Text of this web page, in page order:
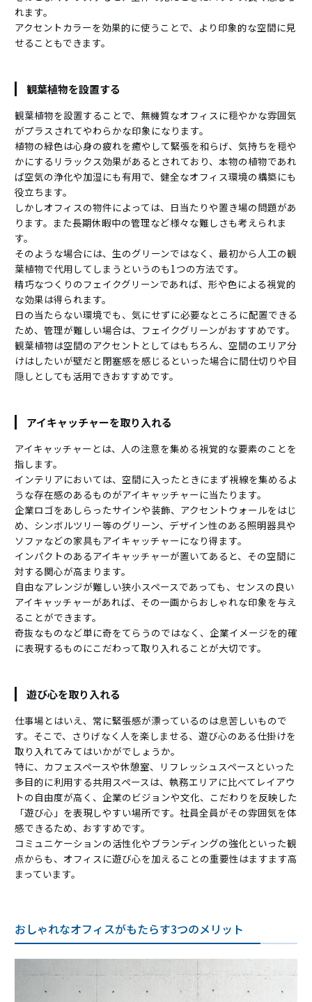
れます。
アクセントカラーを効果的に使うことで、より印象的な空間に見
せることもできます。
観葉植物を設置する
観葉植物を設置することで、無機質なオフィスに穏やかな雰囲気
がプラスされてやわらかな印象になります。
植物の緑色は心身の疲れを癒やして緊張を和らげ、気持ちを穏や
かにするリラックス効果があるとされており、本物の植物であれ
ば空気の浄化や加湿にも有用で、健全なオフィス環境の構築にも
役立ちます。
しかしオフィスの物件によっては、日当たりや置き場の問題があ
ります。また長期休暇中の管理など様々な難しさも考えられま
す。
そのような場合には、生のグリーンではなく、最初から人工の観
葉植物で代用してしまうというのも1つの方法です。
精巧なつくりのフェイクグリーンであれば、形や色による視覚的
な効果は得られます。
日の当たらない環境でも、気にせずに必要なところに配置できる
ため、管理が難しい場合は、フェイクグリーンがおすすめです。
観葉植物は空間のアクセントとしてはもちろん、空間のエリア分
けはしたいが壁だと閉塞感を感じるといった場合に間仕切りや目
隠しとしても活用できおすすめです。
アイキャッチャーを取り入れる
アイキャッチャーとは、人の注意を集める視覚的な要素のことを
指します。
インテリアにおいては、空間に入ったときにまず視線を集めるよ
うな存在感のあるものがアイキャッチャーに当たります。
企業ロゴをあしらったサインや装飾、アクセントウォールをはじ
め、シンボルツリー等のグリーン、デザイン性のある照明器具や
ソファなどの家具もアイキャッチャーになり得ます。
インパクトのあるアイキャッチャーが置いてあると、その空間に
対する関心が高まります。
自由なアレンジが難しい狭小スペースであっても、センスの良い
アイキャッチャーがあれば、その一画からおしゃれな印象を与え
ることができます。
奇抜なものなど単に奇をてらうのではなく、企業イメージを的確
に表現するものにこだわって取り入れることが大切です。
遊び心を取り入れる
仕事場とはいえ、常に緊張感が漂っているのは息苦しいもので
す。そこで、さりげなく人を楽しませる、遊び心のある仕掛けを
取り入れてみてはいかがでしょうか。
特に、カフェスペースや休憩室、リフレッシュスペースといった
多目的に利用する共用スペースは、執務エリアに比べてレイアウ
トの自由度が高く、企業のビジョンや文化、こだわりを反映した
「遊び心」を表現しやすい場所です。社員全員がその雰囲気を体
感できるため、おすすめです。
コミュニケーションの活性化やブランディングの強化といった観
点からも、オフィスに遊び心を加えることの重要性はますます高
まっています。
おしゃれなオフィスがもたらす3つのメリット